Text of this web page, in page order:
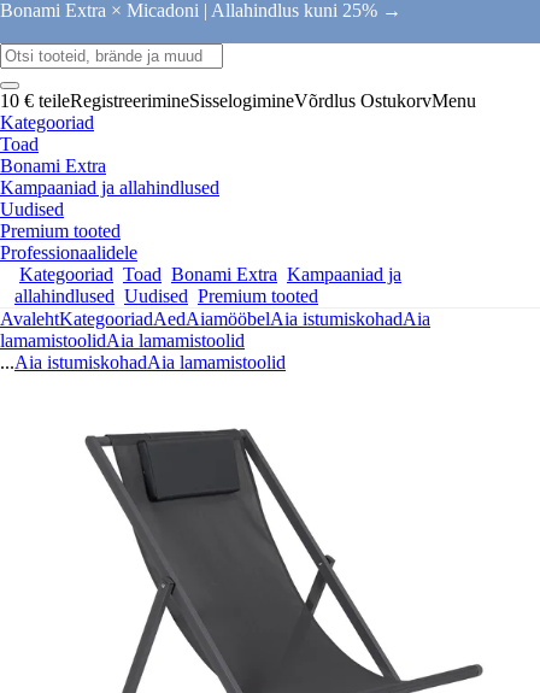
Bonami Extra × Micadoni | Allahindlus kuni 25% →
10 € teileRegistreerimineSisselogimineVõrdlus OstukorvMenu
Kategooriad
Toad
Bonami Extra
Kampaaniad ja allahindlused
Uudised
Premium tooted
Professionaalidele
Kategooriad Toad Bonami Extra Kampaaniad ja
allahindlused Uudised Premium tooted
AvalehtKategooriadAedAiamööbelAia istumiskohadAia
lamamistoolidAia lamamistoolid
...Aia istumiskohadAia lamamistoolid